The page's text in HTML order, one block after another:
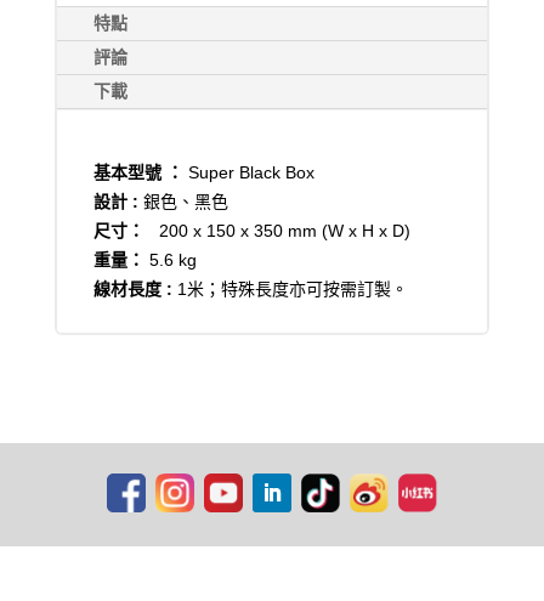
特點
評論
下載
基本型號 ： Super Black Box
設計 : 銀色、黑色
尺寸：
200 x 150 x 350 mm (W x H x D)
重量： 5.6 kg
線材長度 : 1米；特殊長度亦可按需訂製。